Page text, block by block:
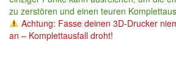
zu zerstören und einen teuren
Achtung: Fasse deinen 3D-Drucker
an – Komplettausfall droht!